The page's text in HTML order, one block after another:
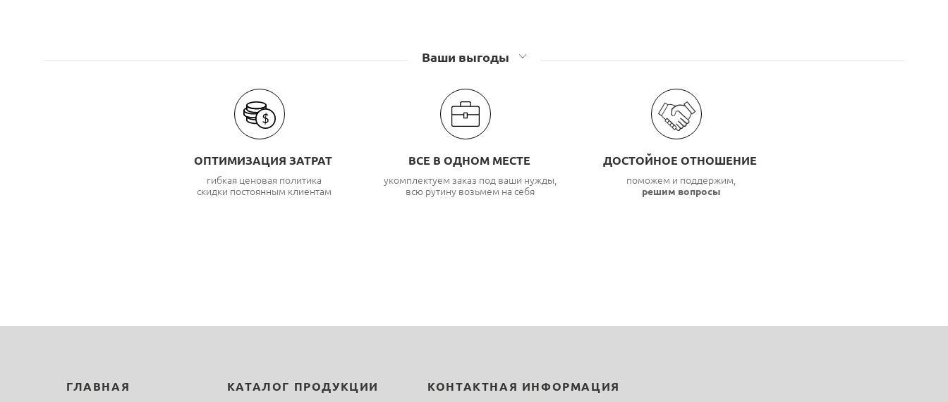
Ваши выгоды
ОПТИМИЗАЦИЯ ЗАТРАТ
гибкая ценовая политика
скидки постоянным клиентам
ВСЕ В ОДНОМ МЕСТЕ
укомплектуем заказ под ваши нужды,
всю рутину возьмем на себя
ДОСТОЙНОЕ ОТНОШЕНИЕ
поможем и поддержим,
решим вопросы
ГЛАВНАЯ КАТАЛОГ ПРОДУКЦИИ КОНТАКТНАЯ ИНФОРМАЦИЯ